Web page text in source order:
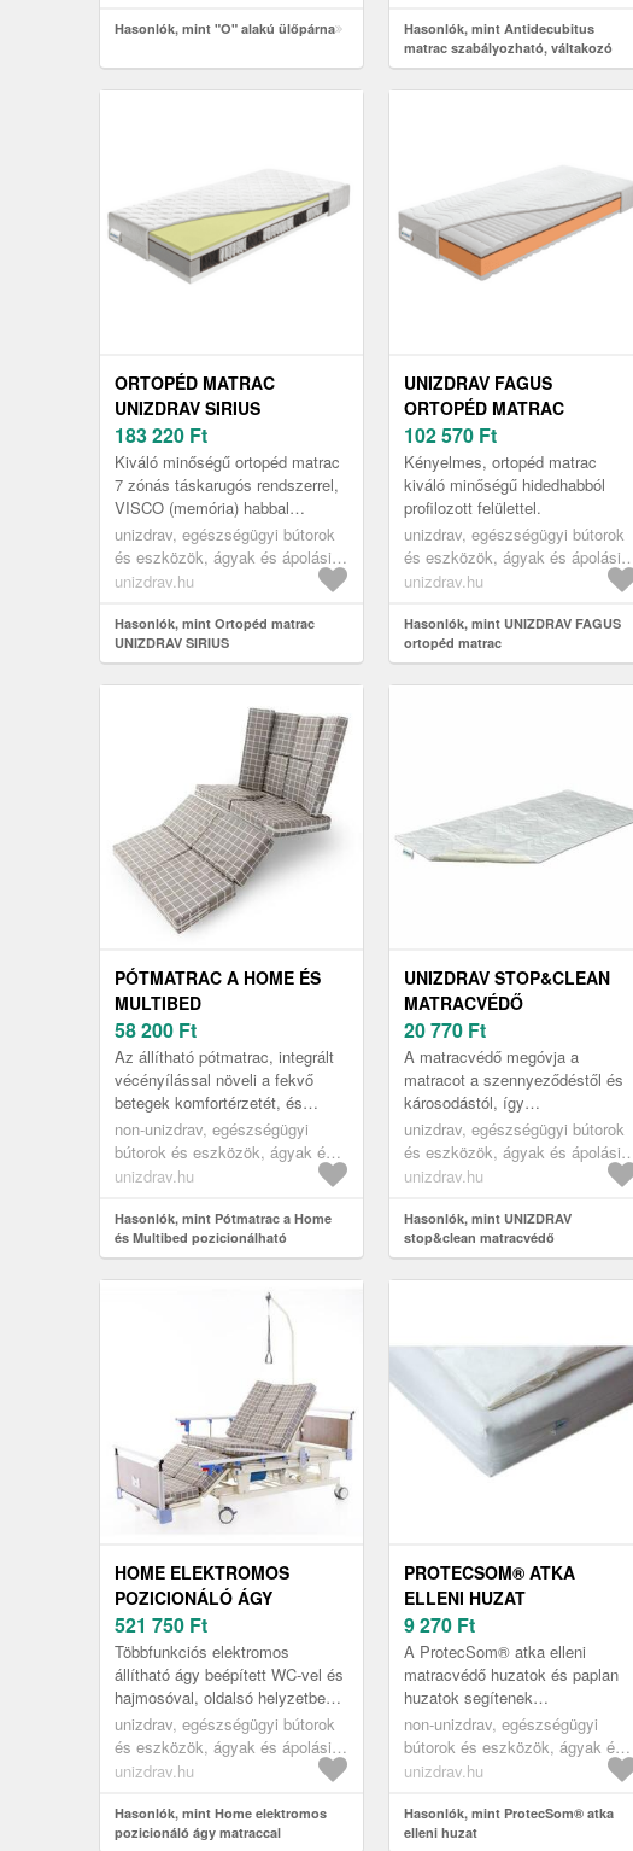
ülőpárnák és párnák
Hasonlók, mint "O" alakú ülőpárna
Hasonlók, mint Antidecubitus
matrac szabályozható, váltakozó
nyomású, 190x85cm, Protector II.
ORTOPÉD MATRAC
UNIZDRAV SIRIUS
183 220 Ft
Kiváló minőségű ortopéd matrac
7 zónás táskarugós rendszerrel,
VISCO (memória) habbal
kombinálva.
unizdrav, egészségügyi bútorok
és eszközök, ágyak és ápolási
eszközök, egészségügyi
unizdrav.hu
Hasonlók, mint Ortopéd matrac
UNIZDRAV SIRIUS
UNIZDRAV FAGUS
ORTOPÉD MATRAC
102 570 Ft
Kényelmes, ortopéd matrac
kiváló minőségű hidedhabból
profilozott felülettel.
unizdrav, egészségügyi bútorok
és eszközök, ágyak és ápolási
eszközök, egészségügyi
unizdrav.hu
Hasonlók, mint UNIZDRAV FAGUS
ortopéd matrac
PÓTMATRAC A HOME ÉS
MULTIBED
POZICIONÁLHATÓ
ÁGYAKHOZ
58 200 Ft
Az állítható pótmatrac, integrált
vécényílással növeli a fekvő
betegek komfortérzetét, és
megkönnyíti a gondozók
számára a beteg, az ágy és
környez...
non-unizdrav, egészségügyi
bútorok és eszközök, ágyak és
ápolási eszközök, egészségügyi
unizdrav.hu
Hasonlók, mint Pótmatrac a Home
és Multibed pozicionálható
ágyakhoz
UNIZDRAV STOP&CLEAN
MATRACVÉDŐ
20 770 Ft
A matracvédő megóvja a
matracot a szennyeződéstől és
károsodástól, így
meghosszabbítja élettartamát.
unizdrav, egészségügyi bútorok
és eszközök, ágyak és ápolási
eszközök, egészségügyi
unizdrav.hu
Hasonlók, mint UNIZDRAV
stop&clean matracvédő
HOME ELEKTROMOS
POZICIONÁLÓ ÁGY
MATRACCAL
521 750 Ft
Többfunkciós elektromos
állítható ágy beépített WC-vel és
hajmosóval, oldalsó helyzetbe
pozicionáló funkcióval
kiegészítve. Ideális ápolási
központ...
unizdrav, egészségügyi bútorok
és eszközök, ágyak és ápolási
eszközök, betegágyak és
unizdrav.hu
Hasonlók, mint Home elektromos
pozicionáló ágy matraccal
PROTECSOM® ATKA
ELLENI HUZAT
9 270 Ft
A ProtecSom® atka elleni
matracvédő huzatok és paplan
huzatok segítenek
megakadályozni az atkák és
allergének behatolását a
matracokról és ágyneműk...
non-unizdrav, egészségügyi
bútorok és eszközök, ágyak és
ápolási eszközök, egészségügyi
unizdrav.hu
Hasonlók, mint ProtecSom® atka
elleni huzat